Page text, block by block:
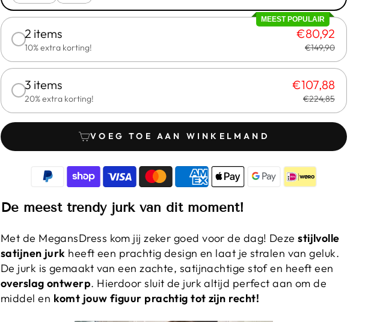
MEEST POPULAIR
2 items
10% extra korting!
€80,92
€149,90
3 items
20% extra korting!
€107,88
€224,85
VOEG TOE AAN WINKELMAND
De meest trendy jurk van dit moment!
Met de MegansDress kom jij zeker goed voor de dag! Dezestijlvolle
satijnen jurk heeft een prachtig design en laat je stralen van geluk.
De jurk is gemaakt van een zachte, satijnachtige stof en heeft een
overslag ontwerp. Hierdoor sluit de jurk altijd perfect aan om de
middel en komt jouw figuur prachtig tot zijn recht!